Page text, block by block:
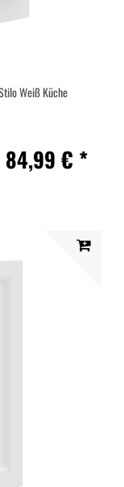
Weiß Küche
84,99 € *